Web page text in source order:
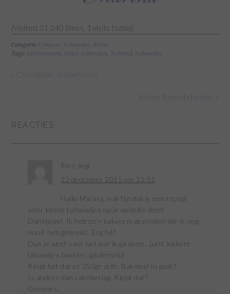
(Visited 31.240 times, 1 visits today)
Categorie: Cakes en Tulbanden, Kerst
Tags: kerstrecepten, kleine tulbandjes, Tulband, tulbandjes
REACTIES
Riny zegt
22 december 2015 om 21:51
Hallo Marina, wat fijn dat je een recept
voor kleine tulbandjes op je website deelt.
Dankjewel. Ik heb zo’n bakvorm gevonden die ik nog
nooit heb gebruikt. Erg hé?
Dus je weet vast wel wat ik ga doen…juist lekkere
tilbandjes bakken..(glutenvrij)
Klopt het dat er 250gr zelfr. Bakmeel in gaat?
Is anders dan cakebeslag. Klopt dat?
Groetjes..